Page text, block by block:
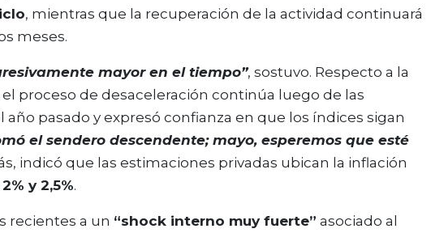
, mientras que la recuperación de la actividad continuará
meses.
mayor en el tiempo”, sostuvo. Respecto a la
proceso de desaceleración continúa luego de las
pasado y expresó confianza en que los índices sigan
el sendero descendente; mayo, esperemos que esté
indicó que las estimaciones privadas ubican la inflación
2% y 2,5%.
recientes a un “shock interno muy fuerte” asociado al